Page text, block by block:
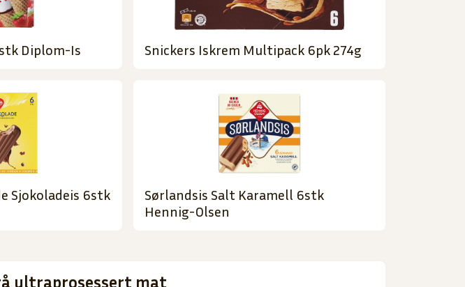
Diplom-Is Snickers Iskrem Multipack 6pk 274g
Sjokoladeis 6stk
Sørlandsis Salt Karamell 6stk
Hennig-Olsen
ultraprosessert mat